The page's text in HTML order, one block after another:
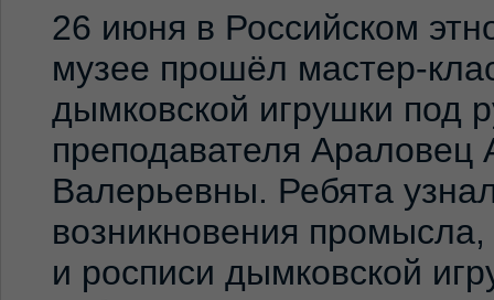
26 июня в Российском
музее прошёл мастер-
дымковской игрушки под
преподавателя Араловец
Валерьевны. Ребята
возникновения
и росписи дымковской